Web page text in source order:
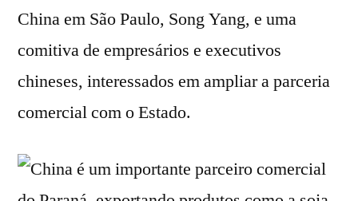
China em São Paulo, Song Yang, e uma
comitiva de empresários e executivos
chineses, interessados em ampliar a parceria
comercial com o Estado.